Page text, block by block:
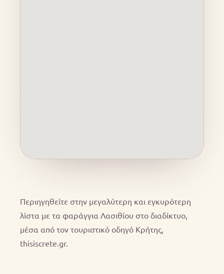
Περιηγηθείτε στην μεγαλύτερη και εγκυρότερη
λίστα με τα φαράγγια Λασιθίου στο διαδίκτυο,
μέσα από τον τουριστικό οδηγό Κρήτης,
thisiscrete.gr.